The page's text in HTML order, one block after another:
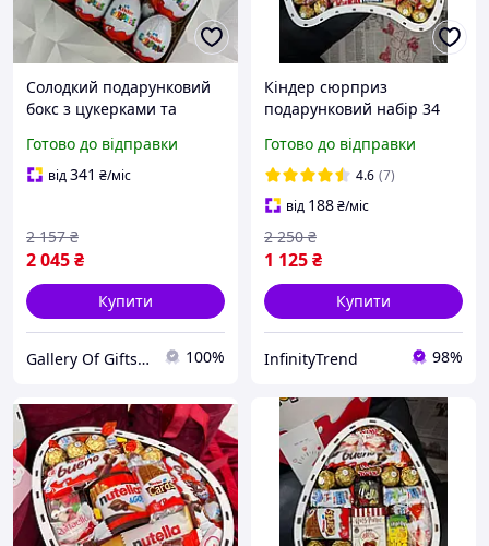
Солодкий подарунковий
бокс з цукерками та
дитини або дівчини
(box67)
Готово до відправки
від341 ₴/міс
2 045₴
2 157 ₴
Купити
Gallery Of Gifts - Магазин подарунків та яскравих вражень 100%
Кіндер сюрприз
подарунковий набір 34
цукерок, дитячий
солодкий подарунок,
солодкий бокс для коханої
Готово до відправки
4.6 (7)
від 188₴/міс
1 125₴
2 250 ₴
Купити
InfinityTrend 98%